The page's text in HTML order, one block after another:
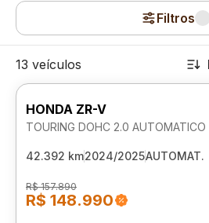
Filtros
13 veículos
HONDA ZR-V
TOURING DOHC 2.0 AUTOMATICO
42.392 km2024/2025AUTOMAT.
R$ 157.890
R$ 148.990